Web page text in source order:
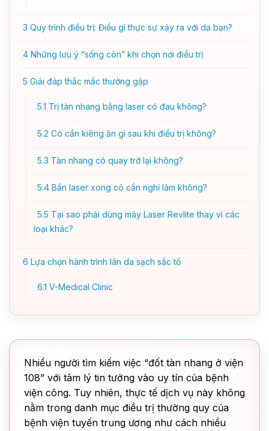
3 Quy trình điều trị: Điều gì thực sự xảy ra với da bạn?
4 Những lưu ý “sống còn” khi chọn nơi điều trị
5 Giải đáp thắc mắc thường gặp
5.1 Trị tàn nhang bằng laser có đau không?
5.2 Có cần kiêng ăn gì sau khi điều trị không?
5.3 Tàn nhang có quay trở lại không?
5.4 Bắn laser xong có cần nghỉ làm không?
5.5 Tại sao phải dùng máy Laser Revlite thay vì các
loại khác?
6 Lựa chọn hành trình làn da sạch sắc tố
6.1 V-Medical Clinic
Nhiều người tìm kiếm việc “đốt tàn nhang ở viện
108” với tâm lý tin tưởng vào uy tín của bệnh
viện công. Tuy nhiên, thực tế dịch vụ này không
nằm trong danh mục điều trị thường quy của
bệnh viện tuyến trung ương như cách nhiều